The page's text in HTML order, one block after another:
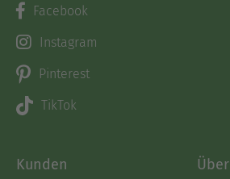
Facebook
Instagram
Pinterest
TikTok
Kunden